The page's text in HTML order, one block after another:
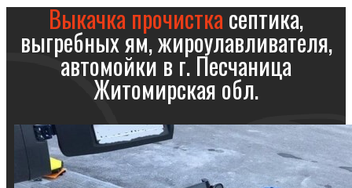
Выкачка прочисткасептика,
выгребных ям, жироулавливателя,
автомойки в г. Песчаница
Житомирская обл.